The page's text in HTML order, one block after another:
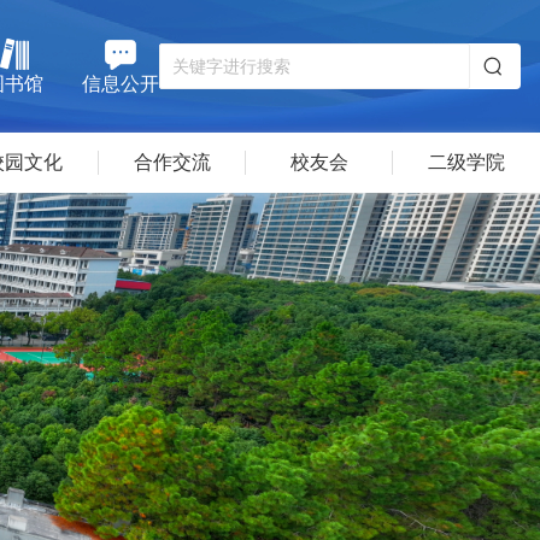
书馆 信息公开
园文化 合作交流 校友会 二级学院